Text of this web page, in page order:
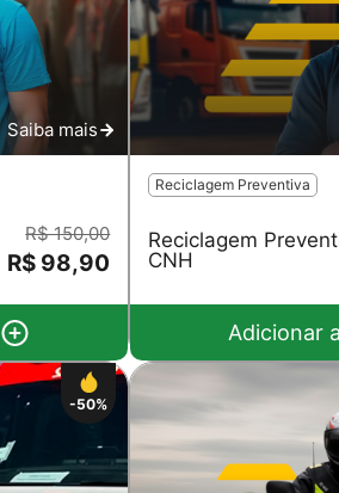
Saiba mais
R$ 150,00
R$ 98,90
Reciclagem Preventiva
Reciclagem
CNH
Adicionar
-50%